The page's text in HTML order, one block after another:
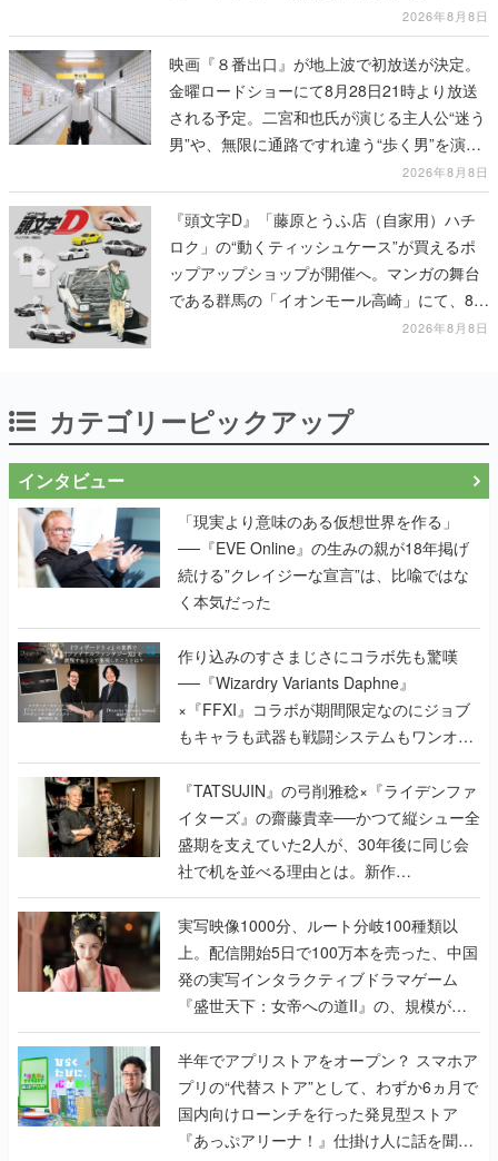
人間を増やし、加工して神に捧げる2026年8月8日
映画『８番出口』が地上波で初放送が決定。
金曜ロードショーにて8月28日21時より放送
される予定。二宮和也氏が演じる主人公“迷う
男”や、無限に通路ですれ違う“歩く男”を演じ
2026年8月8日
『頭文字D』「藤原とうふ店（自家用）ハチ
ロク」の“動くティッシュケース”が買えるポ
ップアップショップが開催へ。マンガの舞台
である群馬の「イオンモール高崎」にて、8月
11日から8月20日までの期間限定で開催予定
2026年8月8日
カテゴリーピックアップ
インタビュー
「現実より意味のある仮想世界を作る」
──『EVE Online』の生みの親が18年掲げ
続ける”クレイジーな宣言”は、比喩ではな
く本気だった
作り込みのすさまじさにコラボ先も驚嘆
──『Wizardry Variants Daphne』
×『FFXI』コラボが期間限定なのにジョブ
もキャラも武器も戦闘システムもワンオフ
で作り込まれた理由を両ディレクターに聞
く
『TATSUJIN』の弓削雅稔×『ライデンファ
イターズ』の齋藤貴幸──かつて縦シュー全
盛期を支えていた2人が、30年後に同じ会
社で机を並べる理由とは。新作
『TATSUJIN EXTREME』で初タッグを組
んだレジェンド2人に訊く開発秘話
実写映像1000分、ルート分岐100種類以
上。配信開始5日で100万本を売った、中国
発の実写インタラクティブドラマゲーム
『盛世天下：女帝への道II』の、規模が違
うこだわりをプロデューサーに聞いた
半年でアプリストアをオープン？ スマホア
プリの“代替ストア”として、わずか6ヵ月で
国内向けローンチを行った発見型ストア
『あっぷアリーナ！』仕掛け人に話を聞い